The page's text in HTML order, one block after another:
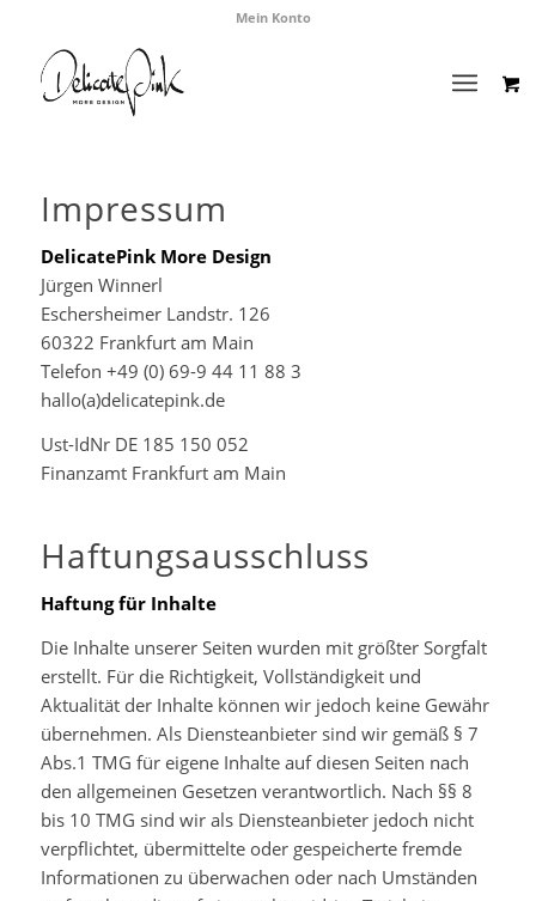
Mein Konto
Impressum
DelicatePink More Design
Jürgen Winnerl
Eschersheimer Landstr. 126
60322 Frankfurt am Main
Telefon +49 (0) 69-9 44 11 88 3
hallo(a)delicatepink.de
Ust-IdNr DE 185 150 052
Finanzamt Frankfurt am Main
Haftungsausschluss
Haftung für Inhalte
Die Inhalte unserer Seiten wurden mit größter Sorgfalt
erstellt. Für die Richtigkeit, Vollständigkeit und
Aktualität der Inhalte können wir jedoch keine Gewähr
übernehmen. Als Diensteanbieter sind wir gemäß § 7
Abs.1 TMG für eigene Inhalte auf diesen Seiten nach
den allgemeinen Gesetzen verantwortlich. Nach §§ 8
bis 10 TMG sind wir als Diensteanbieter jedoch nicht
verpflichtet, übermittelte oder gespeicherte fremde
Informationen zu überwachen oder nach Umständen